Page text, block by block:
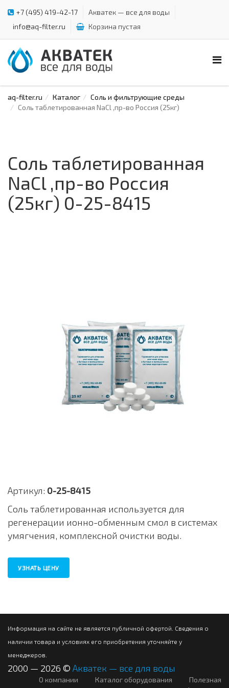
+7 (495) 419-42-17
Акватек — все для воды
info@aq-filter.ru
Корзина пустая
aq-filter.ru Каталог
Соль и фильтрующие среды
Соль таблетированная NaCl ,пр-во Россия (25кг)
Соль таблетированная
NaCl ,пр-во Россия
(25кг) 0-25-8415
Артикул: 0-25-8415
Соль таблетированная используется для
регенерации ионно-обменным смол в системах
умягчения, комплексной очистки воды.
УЗНАТЬ ЦЕНУ
Информация на сайте не является публичной офертой. Сведения о
наличии товара и условиях его приобретения уточняйте у
менеджеров.
2000 — 2026 © Акватек — все для воды
О компании Каталог оборудования
Полезная